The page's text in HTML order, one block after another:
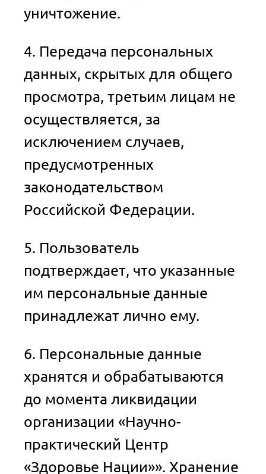
уничтожение.
4. Передача персональных
данных, скрытых для общего
просмотра, третьим лицам не
осуществляется, за
исключением случаев,
предусмотренных
законодательством
Российской Федерации.
5. Пользователь
подтверждает, что указанные
им персональные данные
принадлежат лично ему.
6. Персональные данные
хранятся и обрабатываются
до момента ликвидации
организации «Научно-
практический Центр
«Здоровье Нации»». Хранение